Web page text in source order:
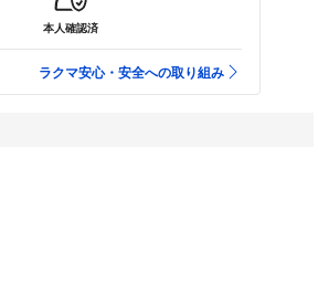
本人確認済
ラクマ安心・安全への取り組み